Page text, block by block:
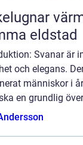
hantverk och hållbarhet i
eldstad
Svanar är
och elegans.
människor i
en grundlig